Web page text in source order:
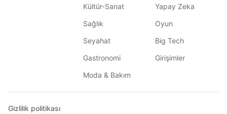
Kültür-Sanat
Sağlık
Seyahat
Gastronomi
Moda & Bakım
Yapay Zeka
Oyun
Big Tech
Girişimler
Gizlilik politikası